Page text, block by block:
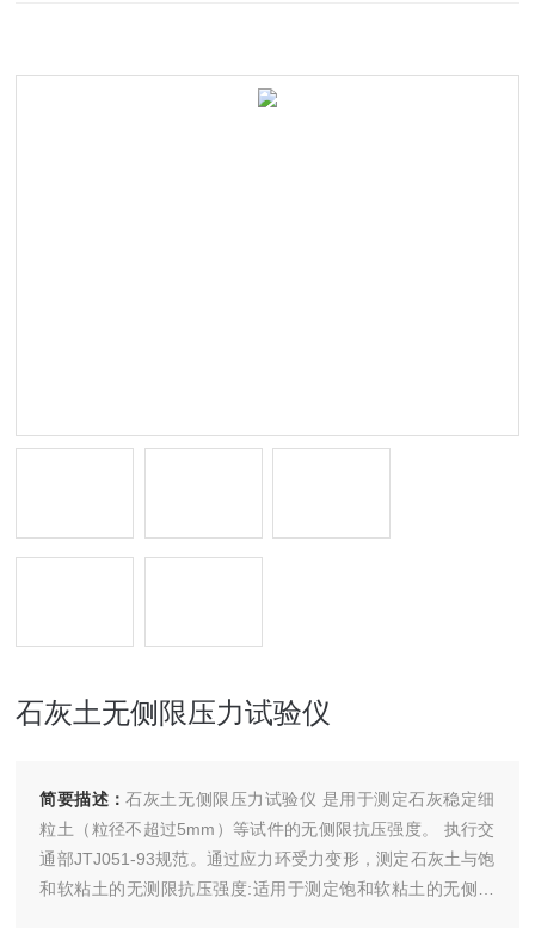
石灰土无侧限压力试验仪
简要描述：石灰土无侧限压力试验仪 是用于测定石灰稳定细
粒土（粒径不超过5mm）等试件的无侧限抗压强度。 执行交
通部JTJ051-93规范。通过应力环受力变形，测定石灰土与饱
和软粘土的无测限抗压强度:适用于测定饱和软粘土的无侧限